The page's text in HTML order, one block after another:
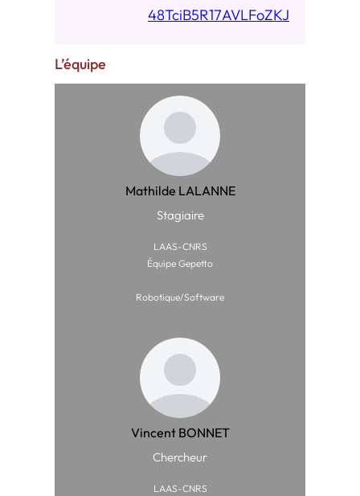
48TciB5R17AVLFoZKJ
L’équipe
Mathilde LALANNE
Stagiaire
LAAS-CNRS
Équipe Gepetto
Robotique/Software
Vincent BONNET
Chercheur
LAAS-CNRS